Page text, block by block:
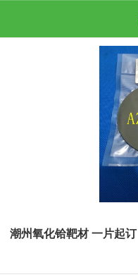
潮州氧化铪靶材 一片起订